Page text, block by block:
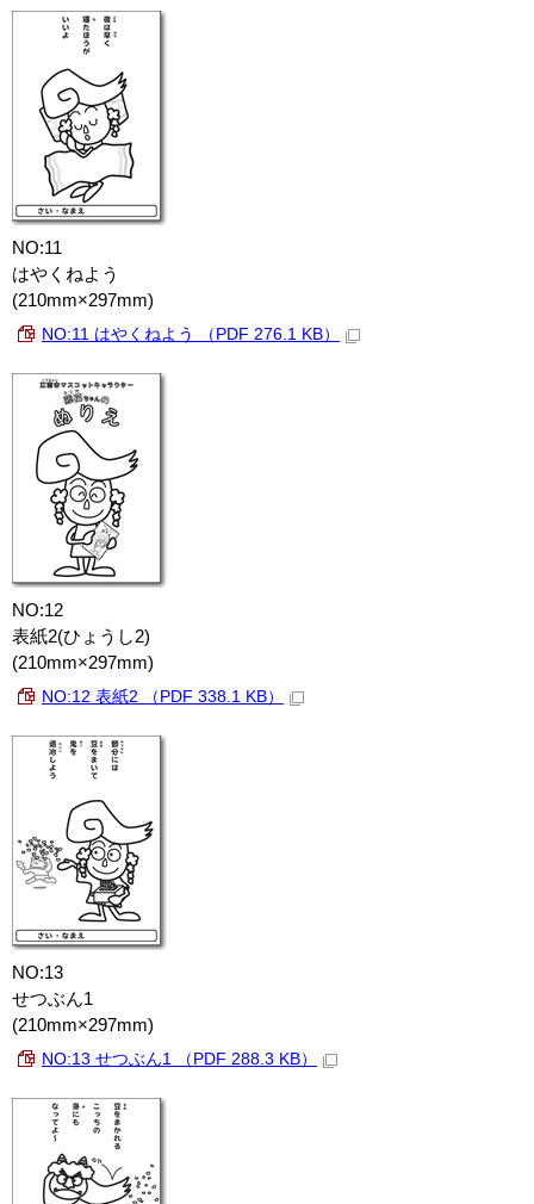
NO:11
はやくねよう
(210mm×297mm)
NO:11 はやくねよう （PDF 276.1 KB）
NO:12
表紙2(ひょうし2)
(210mm×297mm)
NO:12 表紙2 （PDF 338.1 KB）
NO:13
せつぶん1
(210mm×297mm)
NO:13 せつぶん1 （PDF 288.3 KB）